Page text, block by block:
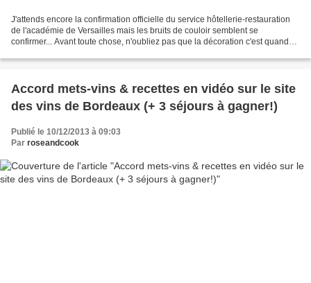
J'attends encore la confirmation officielle du service hôtellerie-restauration
de l'académie de Versailles mais les bruits de couloir semblent se
confirmer... Avant toute chose, n'oubliez pas que la décoration c'est quand
Accord mets-vins & recettes en vidéo sur le site
des vins de Bordeaux (+ 3 séjours à gagner!)
Publié le 10/12/2013 à 09:03
Par roseandcook